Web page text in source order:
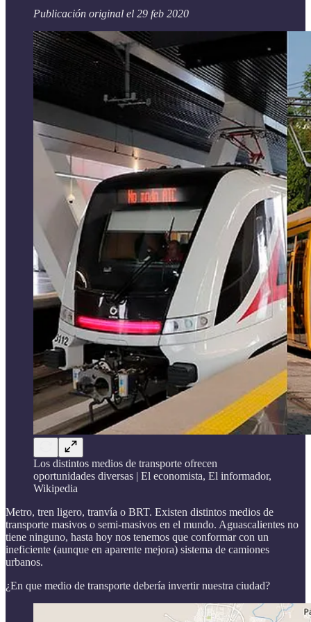
Publicación original el 29 feb 2020
Los distintos medios de transporte ofrecen
oportunidades diversas | El economista, El informador,
Wikipedia
Metro, tren ligero, tranvía o BRT. Existen distintos medios de
transporte masivos o semi-masivos en el mundo. Aguascalientes no
tiene ninguno, hasta hoy nos tenemos que conformar con un
ineficiente (aunque en aparente mejora) sistema de camiones
urbanos.
¿En que medio de transporte debería invertir nuestra ciudad?